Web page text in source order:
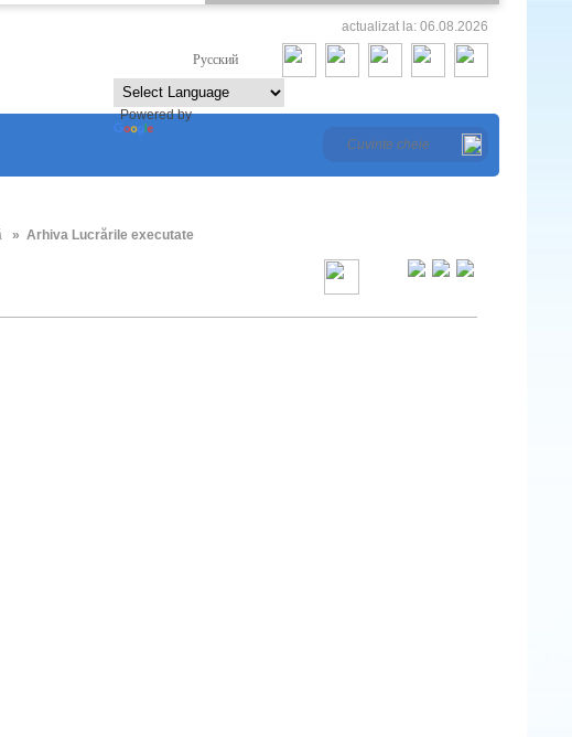
actualizat la: 06.08.2026
Русский
Powered by
» Arhiva Lucrările executate